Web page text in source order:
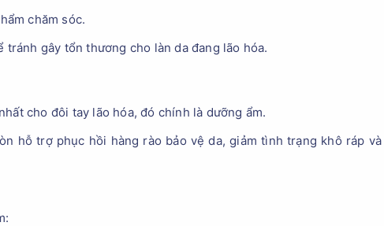
chăm sóc.
gây tổn thương cho làn da đang lão hóa.
cho đôi tay lão hóa, đó chính là dưỡng ẩm.
hỗ trợ phục hồi hàng rào bảo vệ da, giảm tình trạng khô ráp